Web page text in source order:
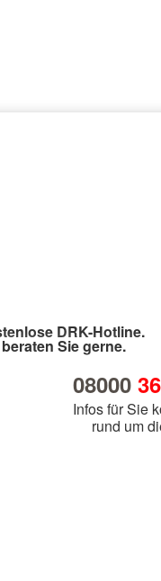
DRK-Hotline.
Sie gerne.
08000
Infos für Sie
rund um